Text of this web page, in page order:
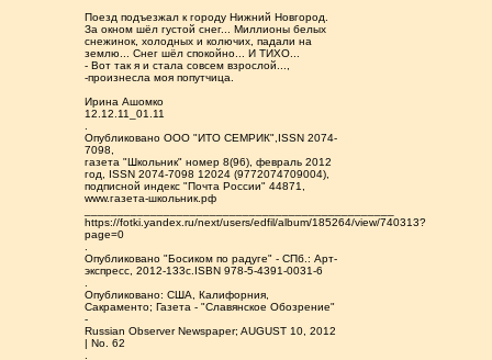
Поезд подъезжал к городу Нижний Новгород.
За окном шёл густой снег... Миллионы белых
снежинок, холодных и колючих, падали на
землю... Снег шёл спокойно... И ТИХО...
- Вот так я и стала совсем взрослой...,
-произнесла моя попутчица.
Ирина Ашомко
12.12.11_01.11
Опубликовано ООО "ИТО СЕМРИК",ISSN 2074-
7098,
газета "Школьник" номер 8(96), февраль 2012
год, ISSN 2074-7098 12024 (9772074709004),
подписной индекс "Почта России" 44871,
www.газета-школьник.рф
https://fotki.yandex.ru/next/users/edfil/album/185264/view/740313?
page=0
Опубликовано "Босиком по радуге" - СПб.: Арт-
экспресс, 2012-133с.ISBN 978-5-4391-0031-6
Опубликовано: США, Калифорния,
Сакраменто; Газета - "Славянское Обозрение"
-
Russian Observer Newspaper; AUGUST 10, 2012
| No. 62